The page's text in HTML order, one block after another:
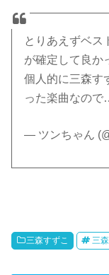
とりあえずベス
が確定して良か
個人的に三森す
った楽曲なので
— ツンちゃん
三森すずこ 三